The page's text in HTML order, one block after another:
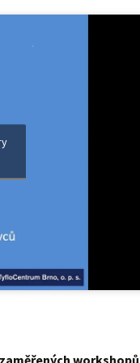
workshopů